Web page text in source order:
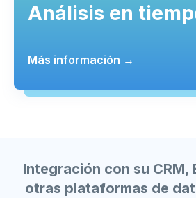
Análisis en
Más información →
Integración con su CRM,
otras plataformas de